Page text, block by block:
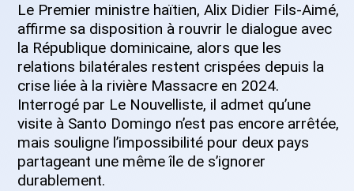
Le Premier ministre haïtien, Alix Didier Fils-Aimé,
affirme sa disposition à rouvrir le dialogue avec
la République dominicaine, alors que les
relations bilatérales restent crispées depuis la
crise liée à la rivière Massacre en 2024.
Interrogé par Le Nouvelliste, il admet qu’une
visite à Santo Domingo n’est pas encore arrêtée,
mais souligne l’impossibilité pour deux pays
partageant une même île de s’ignorer
durablement.